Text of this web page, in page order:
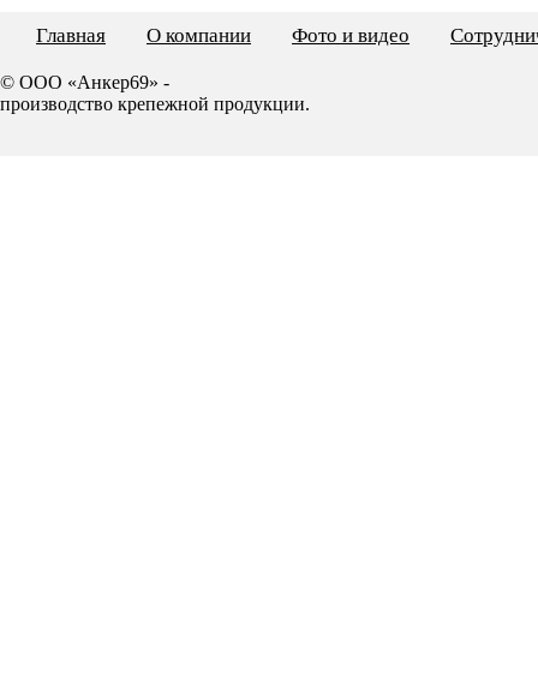
Главная О компании Фото и видео
© ООО «Анкер69» -
производство крепежной продукции.